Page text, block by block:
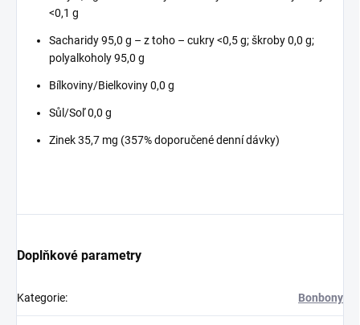
<0,1 g
Sacharidy 95,0 g – z toho – cukry <0,5 g; škroby 0,0 g;
polyalkoholy 95,0 g
Bílkoviny/Bielkoviny 0,0 g
Sůl/Soľ 0,0 g
Zinek 35,7 mg (357% doporučené denní dávky)
Doplňkové parametry
Kategorie: Bonbony